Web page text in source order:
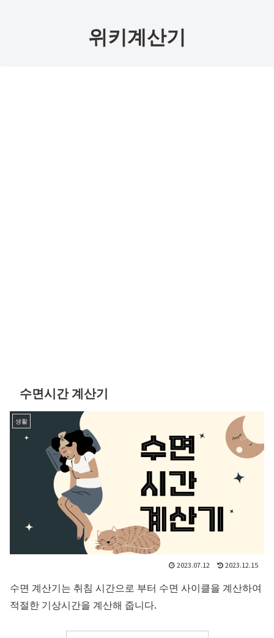
위키계산기
수면시간 계산기
생활
2023.07.12 2023.12.15
수면 계산기는 취침 시간으로 부터 수면 사이클을 계산하여
적절한 기상시간을 계산해 줍니다.